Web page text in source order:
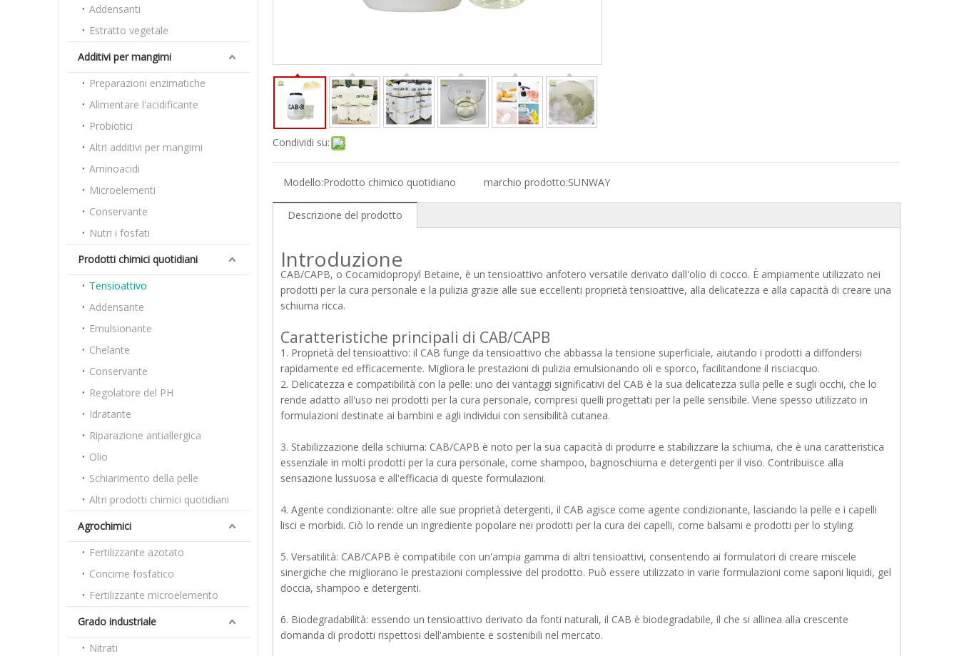
Addensanti
Estratto vegetale
Additivi per mangimi
Preparazioni enzimatiche
Alimentare l'acidificante
Probiotici
Altri additivi per mangimi
Aminoacidi
Microelementi
Conservante
Nutri i fosfati
Prodotti chimici quotidiani
Tensioattivo
Addensante
Emulsionante
Chelante
Conservante
Regolatore del PH
Idratante
Riparazione antiallergica
Olio
Schiarimento della pelle
Altri prodotti chimici quotidiani
Agrochimici
Fertilizzante azotato
Concime fosfatico
Fertilizzante microelemento
Grado industriale
Nitrati
Condividi su:
Modello:Prodotto chimico quotidiano marchio prodotto:SUNWAY
Descrizione del prodotto
Introduzione
CAB/CAPB, o Cocamidopropyl Betaine, è un tensioattivo anfotero versatile derivato dall'olio di cocco. È ampiamente utilizzato nei
prodotti per la cura personale e la pulizia grazie alle sue eccellenti proprietà tensioattive, alla delicatezza e alla capacità di creare una
schiuma ricca.
Caratteristiche principali di CAB/CAPB
1. Proprietà del tensioattivo: il CAB funge da tensioattivo che abbassa la tensione superficiale, aiutando i prodotti a diffondersi
rapidamente ed efficacemente. Migliora le prestazioni di pulizia emulsionando oli e sporco, facilitandone il risciacquo.
2. Delicatezza e compatibilità con la pelle: uno dei vantaggi significativi del CAB è la sua delicatezza sulla pelle e sugli occhi, che lo
rende adatto all'uso nei prodotti per la cura personale, compresi quelli progettati per la pelle sensibile. Viene spesso utilizzato in
formulazioni destinate ai bambini e agli individui con sensibilità cutanea.
3. Stabilizzazione della schiuma: CAB/CAPB è noto per la sua capacità di produrre e stabilizzare la schiuma, che è una caratteristica
essenziale in molti prodotti per la cura personale, come shampoo, bagnoschiuma e detergenti per il viso. Contribuisce alla
sensazione lussuosa e all'efficacia di queste formulazioni.
4. Agente condizionante: oltre alle sue proprietà detergenti, il CAB agisce come agente condizionante, lasciando la pelle e i capelli
lisci e morbidi. Ciò lo rende un ingrediente popolare nei prodotti per la cura dei capelli, come balsami e prodotti per lo styling.
5. Versatilità: CAB/CAPB è compatibile con un'ampia gamma di altri tensioattivi, consentendo ai formulatori di creare miscele
sinergiche che migliorano le prestazioni complessive del prodotto. Può essere utilizzato in varie formulazioni come saponi liquidi, gel
doccia, shampoo e detergenti.
6. Biodegradabilità: essendo un tensioattivo derivato da fonti naturali, il CAB è biodegradabile, il che si allinea alla crescente
domanda di prodotti rispettosi dell'ambiente e sostenibili nel mercato.